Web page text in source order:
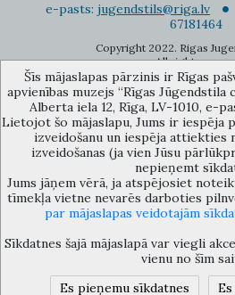
e-pasts: jugendstils@riga.lv
67181464
Copyright 2022. Rigas
All right
Pierakstīties
Rīgas pašvaldības kultūras iestāžu
centrs”, Alberta iela 12, Rīga, LV
Šīs mājaslapas pārzinis ir Rīgas
apvienības muzejs “Rīgas
Alberta iela 12, Rīga, LV-1010, e-
Lietojot šo mājaslapu, Jums ir iespēja
izveidošanu un iespēja attiekties
izveidošanas (ja vien Jūsu
nepieņemt
Jums jāņem vērā, ja atspējosiet
tīmekļa vietne nevarēs darboties
par mājaslapas veidotajām
Sīkdatnes šajā mājaslapā var viegli
vienu no šīm
Es pieņemu sīkdatnes